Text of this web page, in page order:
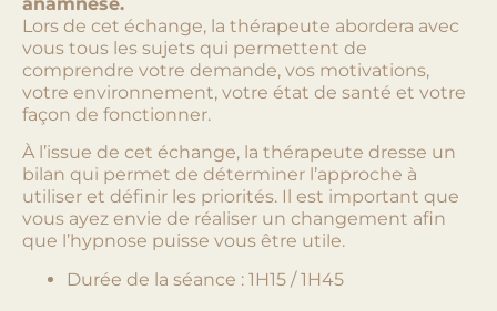
Lors de cet échange, la thérapeute abordera avec
vous tous les sujets qui permettent de
comprendre votre demande, vos motivations,
votre environnement, votre état de santé et votre
façon de fonctionner.
À l’issue de cet échange, la thérapeute dresse un
bilan qui permet de déterminer l’approche à
utiliser et définir les priorités. Il est important que
vous ayez envie de réaliser un changement afin
que l’hypnose puisse vous être utile.
Durée de la séance : 1H15 / 1H45